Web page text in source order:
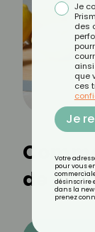
de
Je
des
que
ces
Je
Votre
pour vous
désinscrire
dans la
prenez